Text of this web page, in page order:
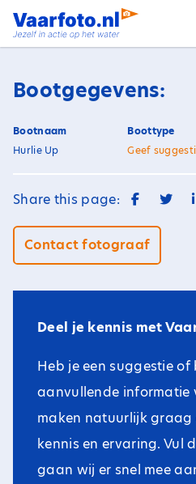
Spring
naar
Bootgegevens:
Bootnaam
Hurlie Up
Boottype
Geef
Share this page:
Contact fotograaf
Deel je kennis met
Heb je een suggestie of
aanvullende informatie
maken natuurlijk
kennis en ervaring. Vul
gaan wij er snel mee